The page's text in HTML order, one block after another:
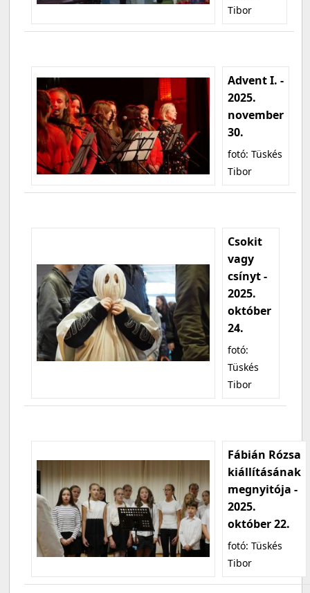
Tibor
Advent I. -
2025.
november
30.
fotó: Tüskés
Tibor
Csokit
vagy
csínyt -
2025.
október
24.
fotó:
Tüskés
Tibor
Fábián Rózsa
kiállításának
megnyitója -
2025.
október 22.
fotó: Tüskés
Tibor